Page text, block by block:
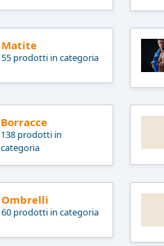
Matite
55 prodotti in categoria
Borracce
138 prodotti in
categoria
Ombrelli
60 prodotti in categoria